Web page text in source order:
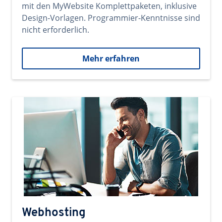
mit den MyWebsite Komplettpaketen, inklusive
Design-Vorlagen. Programmier-Kenntnisse sind
nicht erforderlich.
Mehr erfahren
Webhosting